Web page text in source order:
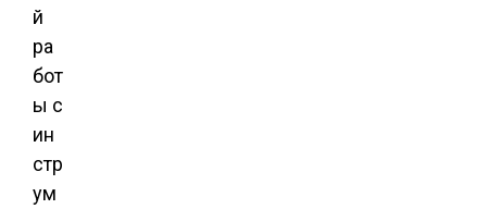
й
ра
бот
ы с
ин
стр
ум